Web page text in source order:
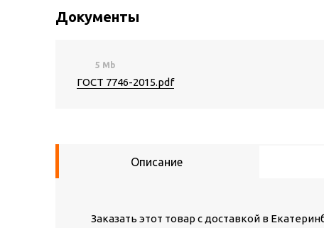
Документы
5 Mb
ГОСТ 7746-2015.pdf
Описание
Заказать этот товар с доставкой в